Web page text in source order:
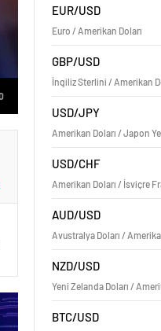
HSBC,
altına aldı
EUR/USD
Euro / Amerikan Doları
GBP/USD
İngiliz Sterlini /
USD/JPY
Amerikan Doları / Japon
USD/CHF
Amerikan Doları / İsviçre
AUD/USD
Avustralya Doları /
NZD/USD
Yeni Zelanda
BTC/USD